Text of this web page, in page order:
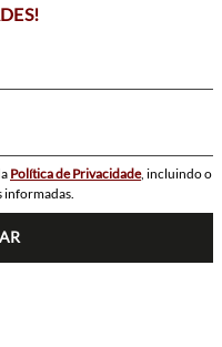
Política de Privacidade, incluindo o
informadas.